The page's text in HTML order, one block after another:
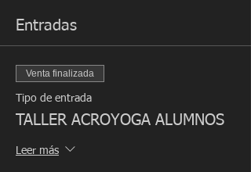
Entradas
Venta finalizada
Tipo de entrada
TALLER ACROYOGA ALUMNOS
Leer más